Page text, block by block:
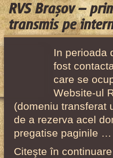
RVS Brașov –
transmis pe
In perioada
fost
care se
Website-ul
(domeniu transferat
de a rezerva acel
pregatise paginile …
Citeşte în